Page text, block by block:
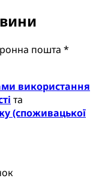
пошта *
використання
та
(споживацької